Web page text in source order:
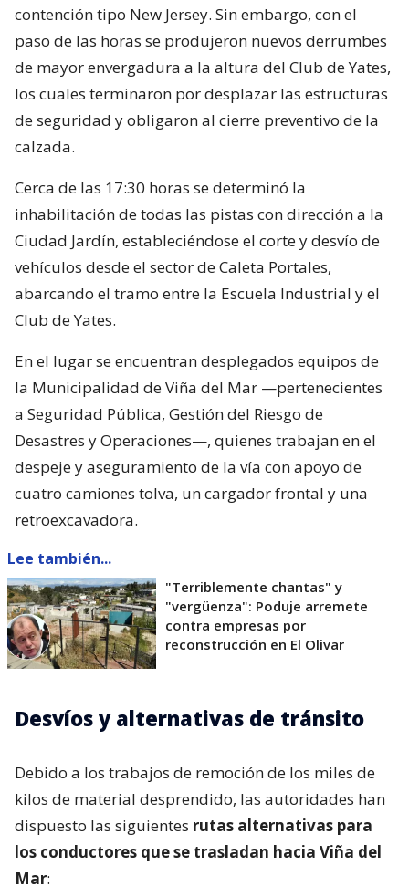
contención tipo New Jersey. Sin embargo, con el
paso de las horas se produjeron nuevos derrumbes
de mayor envergadura a la altura del Club de Yates,
los cuales terminaron por desplazar las estructuras
de seguridad y obligaron al cierre preventivo de la
calzada.
Cerca de las 17:30 horas se determinó la
inhabilitación de todas las pistas con dirección a la
Ciudad Jardín, estableciéndose el corte y desvío de
vehículos desde el sector de Caleta Portales,
abarcando el tramo entre la Escuela Industrial y el
Club de Yates.
En el lugar se encuentran desplegados equipos de
la Municipalidad de Viña del Mar —pertenecientes
a Seguridad Pública, Gestión del Riesgo de
Desastres y Operaciones—, quienes trabajan en el
despeje y aseguramiento de la vía con apoyo de
cuatro camiones tolva, un cargador frontal y una
retroexcavadora.
Lee también...
"Terriblemente chantas" y
"vergüenza": Poduje arremete
contra empresas por
reconstrucción en El Olivar
Desvíos y alternativas de tránsito
Debido a los trabajos de remoción de los miles de
kilos de material desprendido, las autoridades han
dispuesto las siguientes rutas alternativas para
los conductores que se trasladan hacia Viña del
Mar: